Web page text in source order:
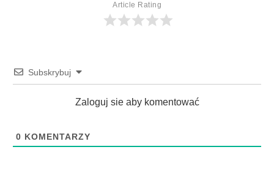
Article Rating
Subskrybuj
Zaloguj sie aby komentować
0 KOMENTARZY